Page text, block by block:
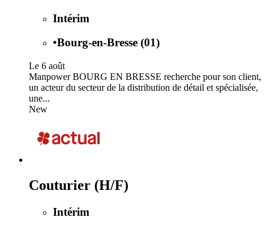
Intérim
•Bourg-en-Bresse (01)
Le 6 août
Manpower BOURG EN BRESSE recherche pour son client,
un acteur du secteur de la distribution de détail et spécialisée,
une...
New
Couturier (H/F)
Intérim